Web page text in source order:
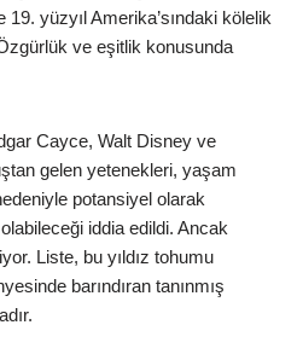
yüzyıl Amerika’sındaki kölelik
ve eşitlik konusunda
Cayce, Walt Disney ve
gelen yetenekleri, yaşam
potansiyel olarak
iddia edildi. Ancak
Liste, bu yıldız tohumu
barındıran tanınmış